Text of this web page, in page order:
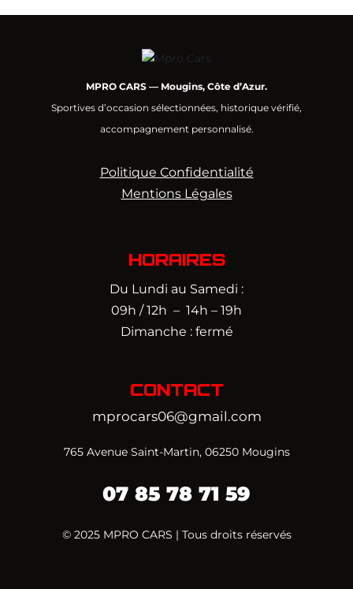
MPRO CARS — Mougins, Côte d’Azur.
Sportives d’occasion sélectionnées, historique vérifié,
accompagnement personnalisé.
Politique Confidentialité
Mentions Légales
HORAIRES
Du Lundi au Samedi :
09h / 12h – 14h – 19h
Dimanche : fermé
CONTACT
mprocars06@gmail.com
765 Avenue Saint-Martin, 06250 Mougins
07 85 78 71 59‬
© 2025 MPRO CARS | Tous droits réservés